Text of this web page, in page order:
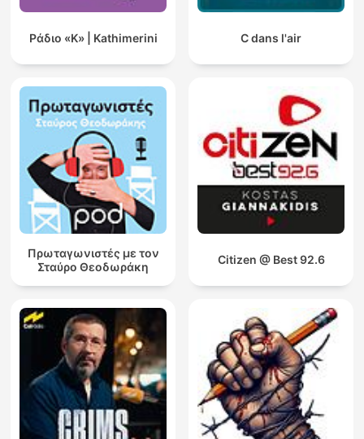
Ράδιο «Κ» | Kathimerini C dans l'air
Πρωταγωνιστές με τον
Σταύρο Θεοδωράκη
Citizen @ Best 92.6